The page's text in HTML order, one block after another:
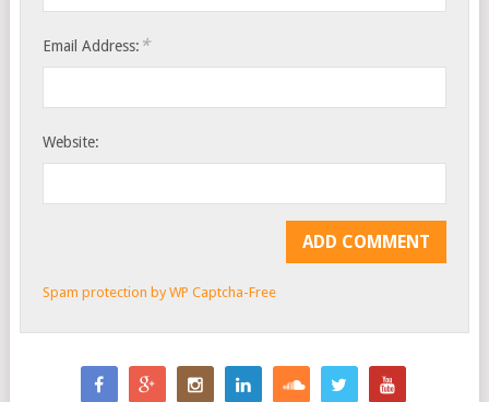
Email Address: *
Website:
Spam protection by WP Captcha-Free